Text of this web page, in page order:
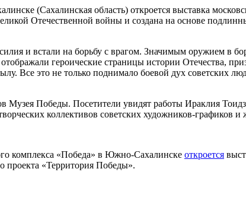
(Сахалинская область) откроется выставка
Отечественной войны и создана на основе
и встали на борьбу с врагом. Значимым оружием в
героические страницы истории Отечества,
Все это не только поднимало боевой дух советских
Победы. Посетители увидят работы Ираклия
коллективов советских художников-
комплекса «Победа» в Южно-Сахалинске откроется
проекта «Территория Победы».